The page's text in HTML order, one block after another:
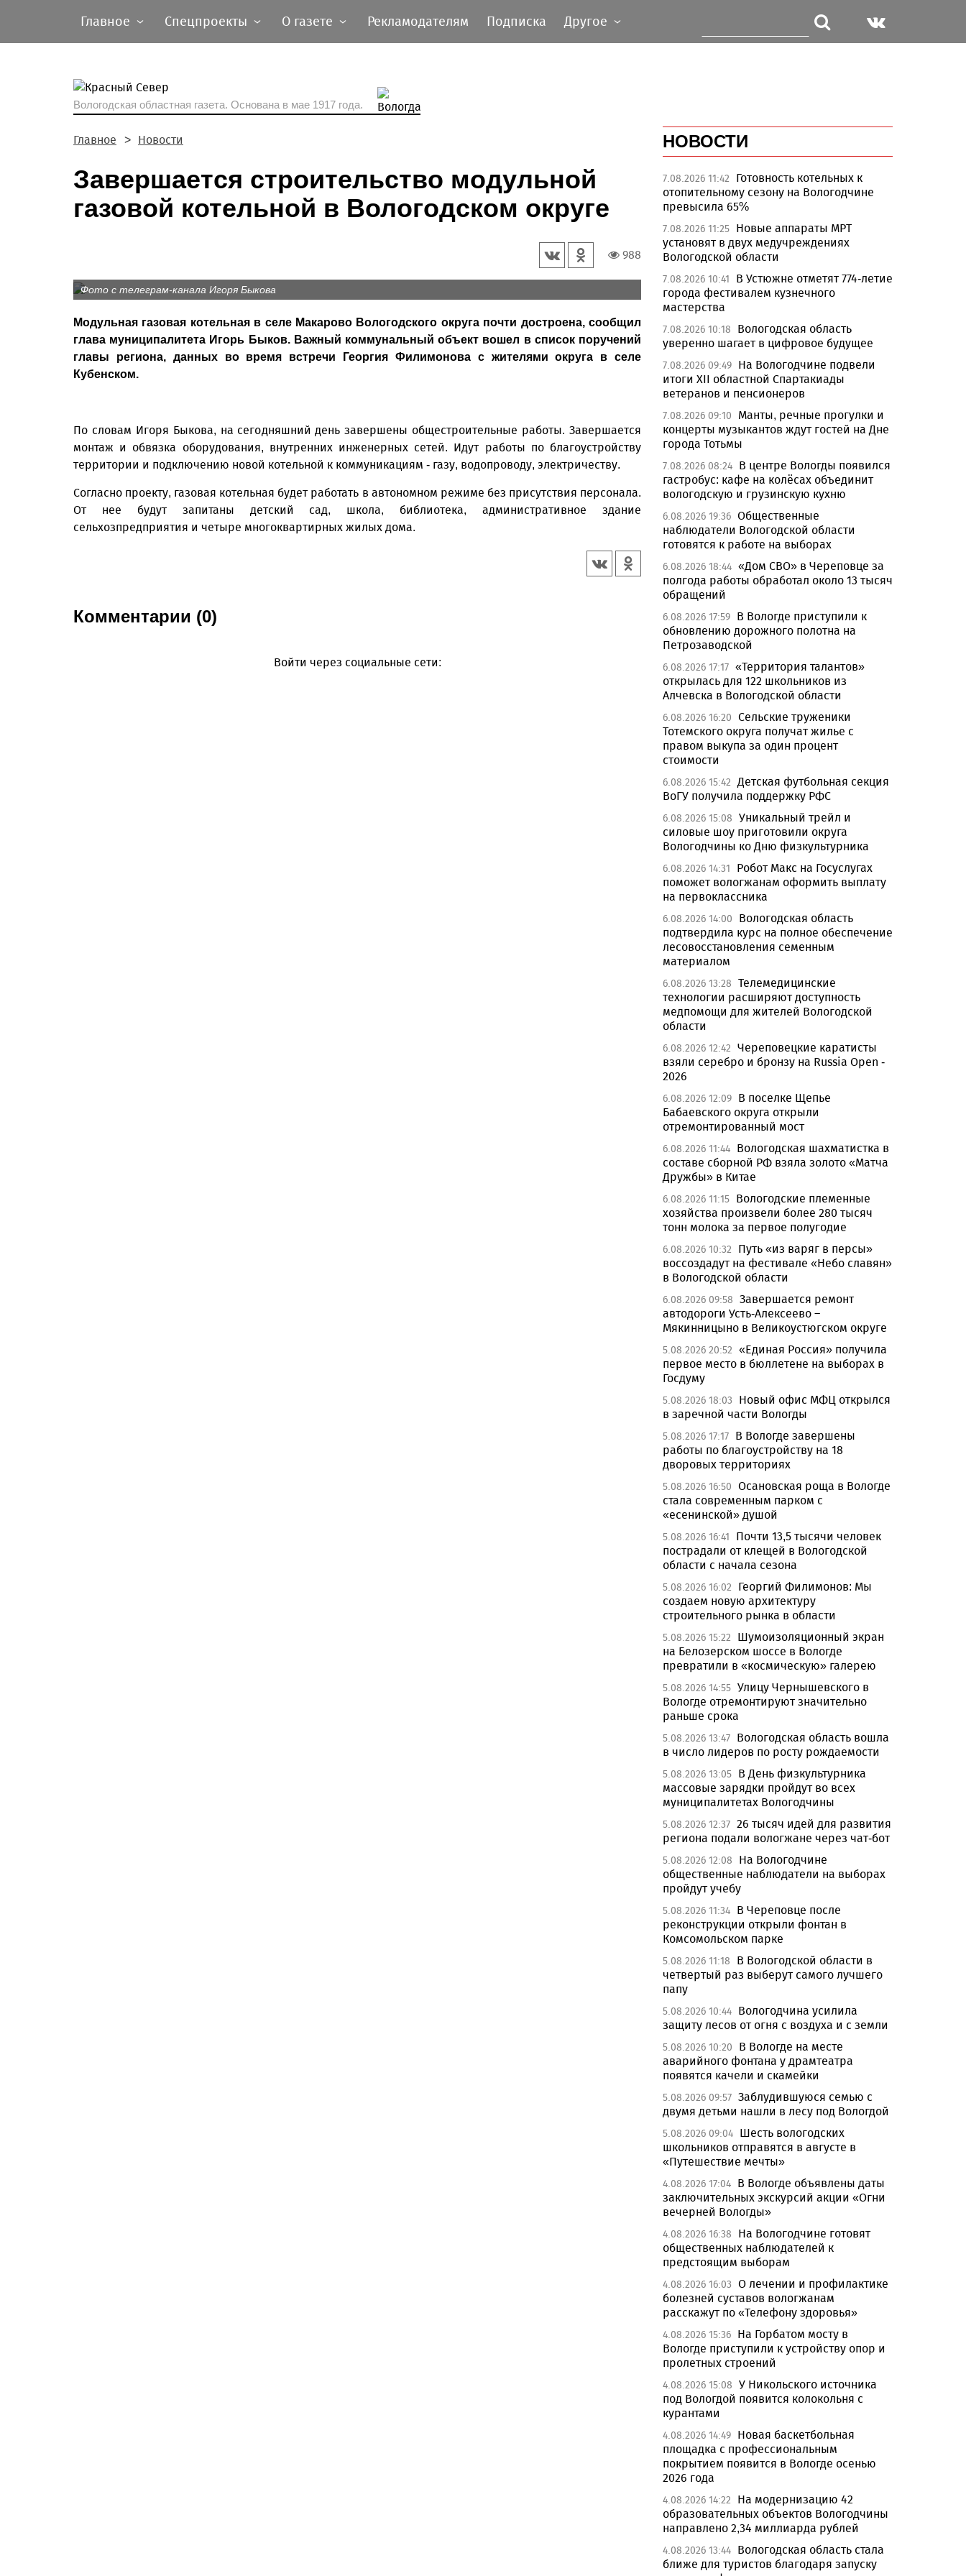
Главное Спецпроекты О газете Рекламодателям Подписка Другое
Вологодская областная газета. Основана в мае 1917 года.
Главное Новости
Завершается строительство модульной
газовой котельной в Вологодском округе
988
Фото с телеграм-канала Игоря Быкова
Модульная газовая котельная в селе Макарово Вологодского округа почти достроена, сообщил
глава муниципалитета Игорь Быков. Важный коммунальный объект вошел в список поручений
главы региона, данных во время встречи Георгия Филимонова с жителями округа в селе
Кубенском.
По словам Игоря Быкова, на сегодняшний день завершены общестроительные работы. Завершается
монтаж и обвязка оборудования, внутренних инженерных сетей. Идут работы по благоустройству
территории и подключению новой котельной к коммуникациям - газу, водопроводу, электричеству.
Согласно проекту, газовая котельная будет работать в автономном режиме без присутствия персонала.
От нее будут запитаны детский сад, школа, библиотека, административное здание
сельхозпредприятия и четыре многоквартирных жилых дома.
Комментарии (0)
Войти через социальные сети:
НОВОСТИ
7.08.2026 11:42
Готовность котельных к
отопительному сезону на Вологодчине
превысила 65%
7.08.2026 11:25 Новые аппараты МРТ
установят в двух медучреждениях
Вологодской области
7.08.2026 10:41
В Устюжне отметят 774-летие
города фестивалем кузнечного
мастерства
7.08.2026 10:18
Вологодская область
уверенно шагает в цифровое будущее
7.08.2026 09:49 На Вологодчине подвели
итоги XII областной Спартакиады
ветеранов и пенсионеров
7.08.2026 09:10
Манты, речные прогулки и
концерты музыкантов ждут гостей на Дне
города Тотьмы
7.08.2026 08:24 В центре Вологды появился
гастробус: кафе на колёсах объединит
вологодскую и грузинскую кухню
6.08.2026 19:36 Общественные
наблюдатели Вологодской области
готовятся к работе на выборах
6.08.2026 18:44 «Дом СВО» в Череповце за
полгода работы обработал около 13 тысяч
обращений
6.08.2026 17:59 В Вологде приступили к
обновлению дорожного полотна на
Петрозаводской
6.08.2026 17:17 «Территория талантов»
открылась для 122 школьников из
Алчевска в Вологодской области
6.08.2026 16:20 Сельские труженики
Тотемского округа получат жилье с
правом выкупа за один процент
стоимости
6.08.2026 15:42 Детская футбольная секция
ВоГУ получила поддержку РФС
6.08.2026 15:08 Уникальный трейл и
силовые шоу приготовили округа
Вологодчины ко Дню физкультурника
6.08.2026 14:31
Робот Макс на Госуслугах
поможет вологжанам оформить выплату
на первоклассника
6.08.2026 14:00
Вологодская область
подтвердила курс на полное обеспечение
лесовосстановления семенным
материалом
6.08.2026 13:28 Телемедицинские
технологии расширяют доступность
медпомощи для жителей Вологодской
области
6.08.2026 12:42 Череповецкие каратисты
взяли серебро и бронзу на Russia Open -
2026
6.08.2026 12:09 В поселке Щепье
Бабаевского округа открыли
отремонтированный мост
6.08.2026 11:44 Вологодская шахматистка в
составе сборной РФ взяла золото «Матча
Дружбы» в Китае
6.08.2026 11:15 Вологодские племенные
хозяйства произвели более 280 тысяч
тонн молока за первое полугодие
6.08.2026 10:32
Путь «из варяг в персы»
воссоздадут на фестивале «Небо славян»
в Вологодской области
6.08.2026 09:58 Завершается ремонт
автодороги Усть-Алексеево –
Мякинницыно в Великоустюгском округе
5.08.2026 20:52 «Единая Россия» получила
первое место в бюллетене на выборах в
Госдуму
5.08.2026 18:03
Новый офис МФЦ открылся
в заречной части Вологды
5.08.2026 17:17 В Вологде завершены
работы по благоустройству на 18
дворовых территориях
5.08.2026 16:50 Осановская роща в Вологде
стала современным парком с
«есенинской» душой
5.08.2026 16:41
Почти 13,5 тысячи человек
пострадали от клещей в Вологодской
области с начала сезона
5.08.2026 16:02
Георгий Филимонов: Мы
создаем новую архитектуру
строительного рынка в области
5.08.2026 15:22
Шумоизоляционный экран
на Белозерском шоссе в Вологде
превратили в «космическую» галерею
5.08.2026 14:55 Улицу Чернышевского в
Вологде отремонтируют значительно
раньше срока
5.08.2026 13:47 Вологодская область вошла
в число лидеров по росту рождаемости
5.08.2026 13:05 В День физкультурника
массовые зарядки пройдут во всех
муниципалитетах Вологодчины
5.08.2026 12:37 26 тысяч идей для развития
региона подали вологжане через чат-бот
5.08.2026 12:08
На Вологодчине
общественные наблюдатели на выборах
пройдут учебу
5.08.2026 11:34 В Череповце после
реконструкции открыли фонтан в
Комсомольском парке
5.08.2026 11:18
В Вологодской области в
четвертый раз выберут самого лучшего
папу
5.08.2026 10:44 Вологодчина усилила
защиту лесов от огня с воздуха и с земли
5.08.2026 10:20
В Вологде на месте
аварийного фонтана у драмтеатра
появятся качели и скамейки
5.08.2026 09:57 Заблудившуюся семью с
двумя детьми нашли в лесу под Вологдой
5.08.2026 09:04 Шесть вологодских
школьников отправятся в августе в
«Путешествие мечты»
4.08.2026 17:04 В Вологде объявлены даты
заключительных экскурсий акции «Огни
вечерней Вологды»
4.08.2026 16:38
На Вологодчине готовят
общественных наблюдателей к
предстоящим выборам
4.08.2026 16:03 О лечении и профилактике
болезней суставов вологжанам
расскажут по «Телефону здоровья»
4.08.2026 15:36 На Горбатом мосту в
Вологде приступили к устройству опор и
пролетных строений
4.08.2026 15:08 У Никольского источника
под Вологдой появится колокольня с
курантами
4.08.2026 14:49 Новая баскетбольная
площадка с профессиональным
покрытием появится в Вологде осенью
2026 года
4.08.2026 14:22
На модернизацию 42
образовательных объектов Вологодчины
направлено 2,34 миллиарда рублей
4.08.2026 13:44 Вологодская область стала
ближе для туристов благодаря запуску